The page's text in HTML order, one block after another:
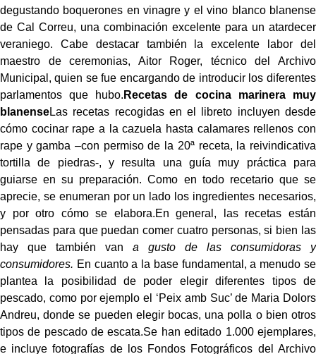
degustando boquerones en vinagre y el vino blanco blanense
de Cal Correu, una combinación excelente para un atardecer
veraniego. Cabe destacar también la excelente labor del
maestro de ceremonias, Aitor Roger, técnico del Archivo
Municipal, quien se fue encargando de introducir los diferentes
parlamentos que hubo. Recetas de cocina marinera muy
blanenseLas recetas recogidas en el libreto incluyen desde
cómo cocinar rape a la cazuela hasta calamares rellenos con
rape y gamba –con permiso de la 20ª receta, la reivindicativa
tortilla de piedras-, y resulta una guía muy práctica para
guiarse en su preparación. Como en todo recetario que se
aprecie, se enumeran por un lado los ingredientes necesarios,
y por otro cómo se elabora.En general, las recetas están
pensadas para que puedan comer cuatro personas, si bien las
hay que también van a gusto de las consumidoras y
consumidores. En cuanto a la base fundamental, a menudo se
plantea la posibilidad de poder elegir diferentes tipos de
pescado, como por ejemplo el ‘Peix amb Suc’ de Maria Dolors
Andreu, donde se pueden elegir bocas, una polla o bien otros
tipos de pescado de escata.Se han editado 1.000 ejemplares,
e incluye fotografías de los Fondos Fotográficos del Archivo